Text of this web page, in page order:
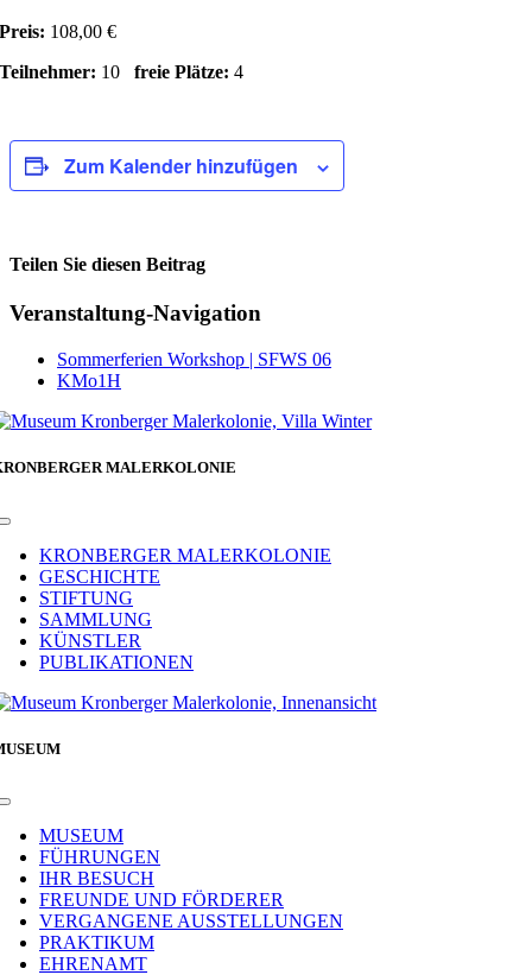
Preis: 108,00 €
Teilnehmer: 10freie Plätze: 4
Zum Kalender hinzufügen
Teilen Sie diesen Beitrag
Facebook
Veranstaltung-Navigation
Sommerferien Workshop | SFWS 06
KMo1H
MALERKOLONIE
Toggle
NavigationKRONBERGER MALERKOLONIE
GESCHICHTE
STIFTUNG
SAMMLUNG
KÜNSTLER
PUBLIKATIONEN
Toggle
NavigationMUSEUM
FÜHRUNGEN
IHR BESUCH
FREUNDE UND FÖRDERER
VERGANGENE AUSSTELLUNGEN
PRAKTIKUM
EHRENAMT